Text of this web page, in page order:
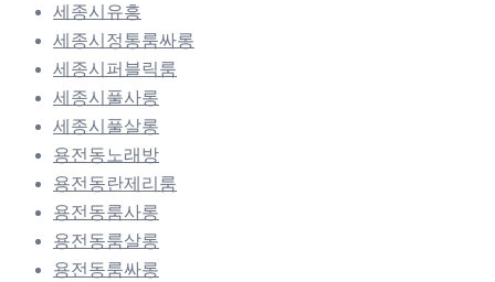
세종시유흥
세종시정통룸싸롱
세종시퍼블릭룸
세종시풀사롱
세종시풀살롱
용전동노래방
용전동란제리룸
용전동룸사롱
용전동룸살롱
용전동룸싸롱